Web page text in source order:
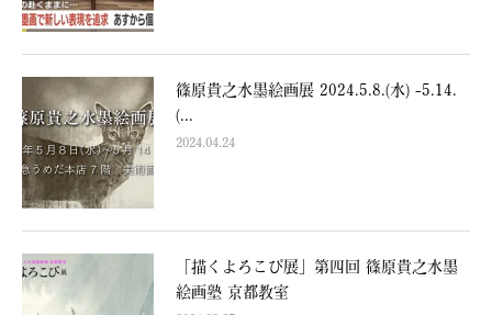
篠原貴之水墨絵画展 2024.5.8.(水) -5.14.
(...
2024.04.24
「描くよろこび展」第四回 篠原貴之水墨
絵画塾 京都教室